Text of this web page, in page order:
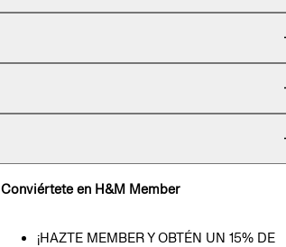
Conviértete en H&M Member
¡HAZTE MEMBER Y OBTÉN UN 15% DE